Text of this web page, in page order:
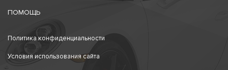
ПОМОЩЬ
Политика конфиденциальности
Условия использования сайта